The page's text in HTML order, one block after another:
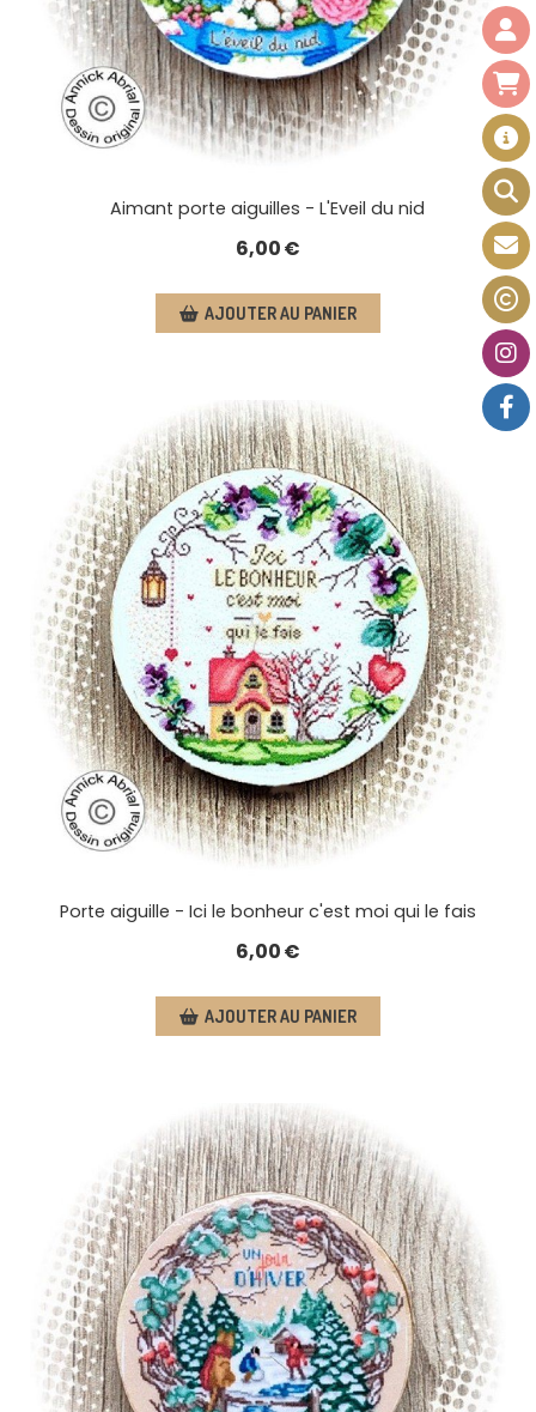
Aimant porte aiguilles - L'Eveil du nid
6,00€
AJOUTER AU PANIER
Porte aiguille - Ici le bonheur c'est moi qui le fais
6,00€
AJOUTER AU PANIER